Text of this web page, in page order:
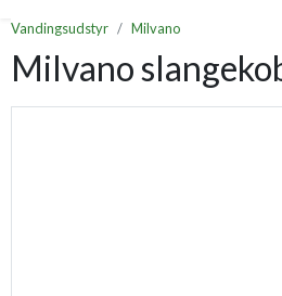
Vandingsudstyr Milvano
Milvano